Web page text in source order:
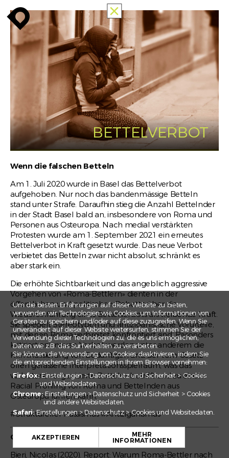
enroute enroute
ALLE
MEMORIES
OF
RACISM
PUBLIC
MAPPING
INFO
+
−
Leaflet
close
BETTELVERBOT
Wenn die falschen Betteln
Am 1. Juli 2020 wurde in Basel das Bettelverbot
aufgehoben. Nur noch das bandenmässige Betteln
stand unter Strafe. Daraufhin stieg die Anzahl Bettelnder
in der Stadt Basel bald an, insbesondere von Roma und
Personen aus Osteuropa. Nach medial verstärkten
Protesten wurde am 1. September 2021 ein erneutes
Bettelverbot in Kraft gesetzt wurde. Das neue Verbot
verbietet das Betteln zwar nicht absolut, schränkt es
aber stark ein.
Die erhöhte Sichtbarkeit und das angeblich aggressive
Vorgehen von «Roma-Bettlern» dienten in der
öffentlichen und politischen Debatte über die
Wiedereinführung eines Bettelverbots als treibende Kraft.
Sie spiegelt Stereotypen und antiziganistische Vorurteile,
mit denen Roma verbreitet konfrontiert sind. Besonders
kritisiert am neuen Verbot werden unter anderem die
Kriminalisierung von Bedürftigen und der vom Gesetz
offen gelassene Interpretationsspielraum, was das
verbotene «organisierte Betteln» betrifft und zu einem
Racial Profiling von Roma und Bettelnden aus
Osteuropa führen kann.
#Struktureller Rassismus #Antiziganismus
Quellen
Bieri, Nicolas (2020). Report: Warum Roma-Bettler nach
Um die besten Erfahrungen auf dieser Website zu bieten,
verwenden wir Technologien wie Cookies, um Informationen von
Geräten zu speichern und/oder auf diese zuzugreifen. Wenn Sie
unverändert auf dieser Website weitersurfen, stimmen Sie der
Verwendung dieser Technologien zu, die es uns ermöglichen,
Daten wie z.B. das Surfverhalten zu verarbeiten.
Sie können die Verwendung von Cookies deaktivieren, indem Sie
die entsprechenden Einstellungen in Ihrem Browser vornehmen:
Firefox:Einstellungen > Datenschutz und Sicherheit > Cookies
und Websitedaten.
Chrome:Einstellungen > Datenschutz und Sicherheit > Cookies
und andere Websitedaten.
Safari:Einstellungen > Datenschutz > Cookies und Websitedaten.
AKZEPTIEREN MEHR
INFORMATIONEN